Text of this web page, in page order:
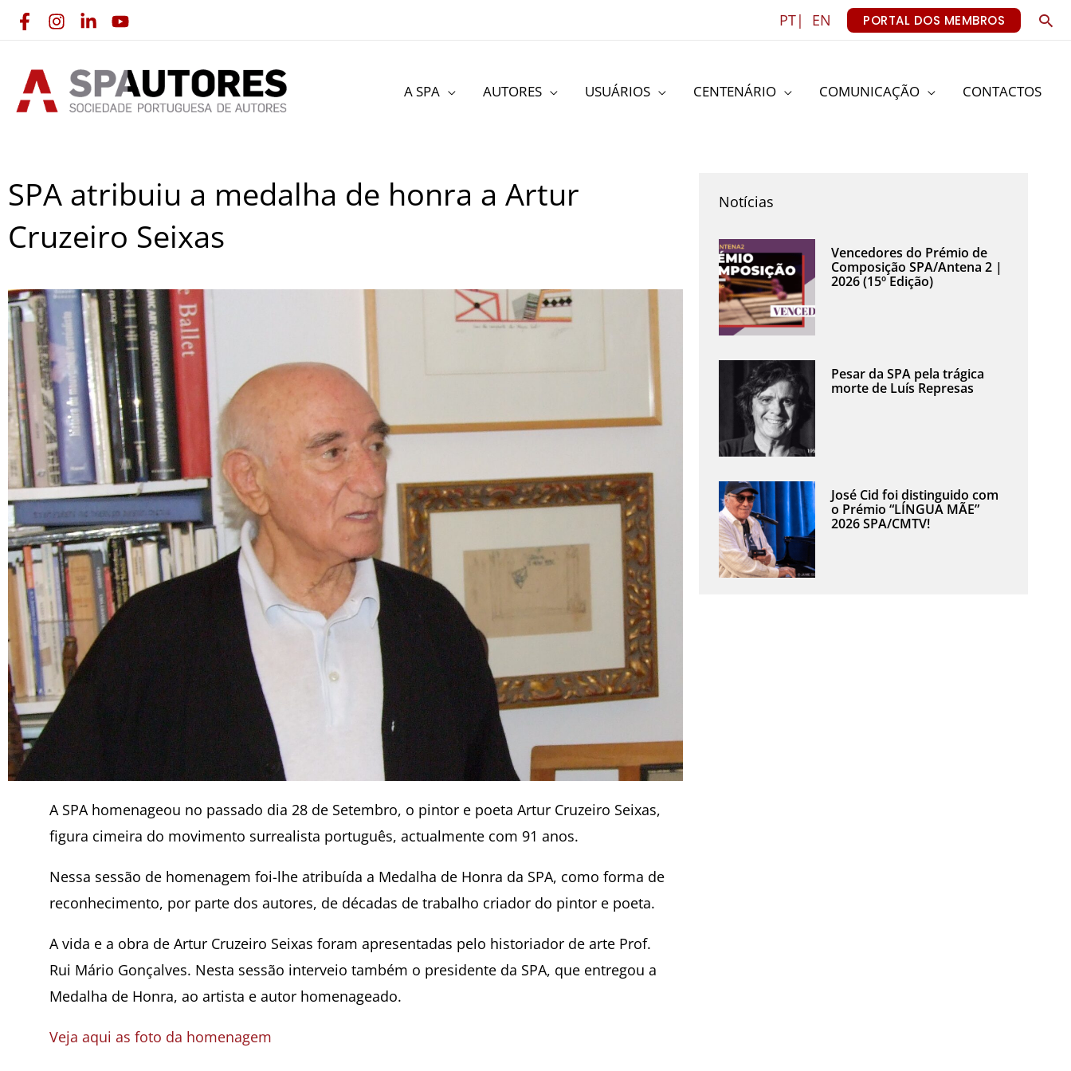
Skip
content
PT| EN PORTAL DOS MEMBROS
A SPA AUTORES USUÁRIOS CENTENÁRIO COMUNICAÇÃO CONTACTOS
SPA atribuiu a medalha de honra a Artur
Cruzeiro Seixas
A SPA homenageou no passado dia 28 de Setembro, o pintor e poeta Artur Cruzeiro Seixas,
figura cimeira do movimento surrealista português, actualmente com 91 anos.
Nessa sessão de homenagem foi-lhe atribuída a Medalha de Honra da SPA, como forma de
reconhecimento, por parte dos autores, de décadas de trabalho criador do pintor e poeta.
A vida e a obra de Artur Cruzeiro Seixas foram apresentadas pelo historiador de arte Prof.
Rui Mário Gonçalves. Nesta sessão interveio também o presidente da SPA, que entregou a
Medalha de Honra, ao artista e autor homenageado.
Veja aqui as foto da homenagem
Notícias
Vencedores do Prémio de
Composição SPA/Antena 2 |
2026 (15º Edição)
Pesar da SPA pela trágica
morte de Luís Represas
José Cid foi distinguido com
o Prémio “LÍNGUA MÃE”
2026 SPA/CMTV!